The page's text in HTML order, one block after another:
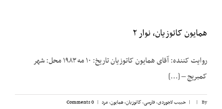
همایون کاتوزیان، نوار ۲
روایت کننده: آقای همایون کاتوزیان تاریخ: ۱۰ مه ۱۹۸۳ محل: شهر
کمبریج – [...]
By
|
| حبیب لاجوردی,فارسی,کاتوزیان، همایون,مرد |
0 Comments